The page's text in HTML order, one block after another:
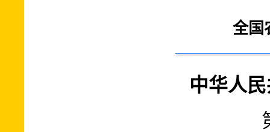
全国
中华人